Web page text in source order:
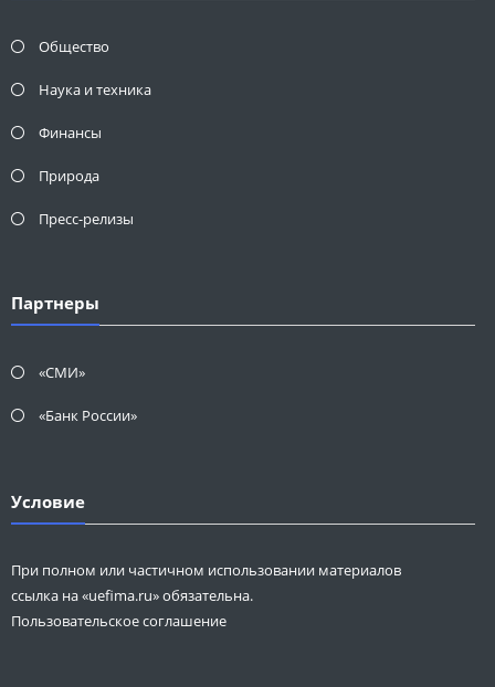
Общество
Наука и техника
Финансы
Природа
Пресс-релизы
Партнеры
«СМИ»
«Банк России»
Условие
При полном или частичном использовании материалов
ссылка на «uefima.ru» обязательна.
Пользовательское соглашение